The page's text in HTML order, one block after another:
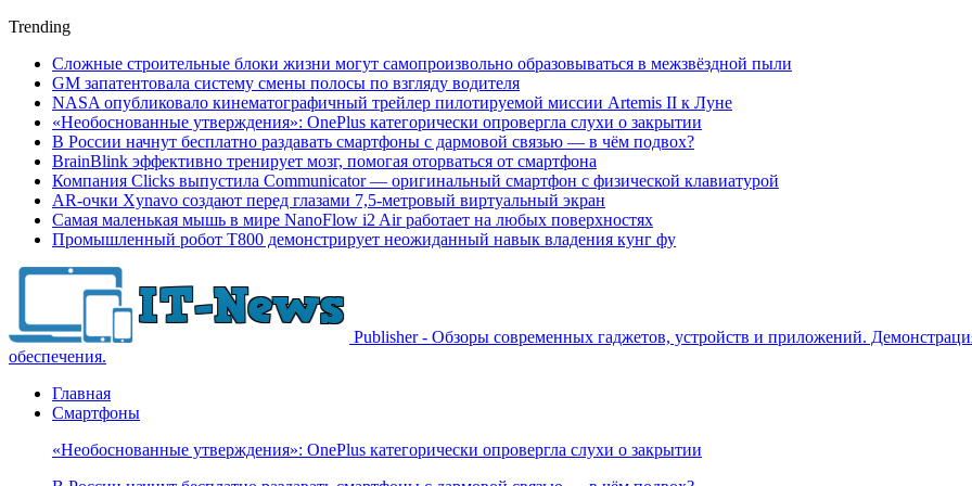
Trending
Сложные строительные блоки жизни могут самопроизвольно образовываться в межзвёздной пыли
GM запатентовала систему смены полосы по взгляду водителя
NASA опубликовало кинематографичный трейлер пилотируемой миссии Artemis II к Луне
«Необоснованные утверждения»: OnePlus категорически опровергла слухи о закрытии
В России начнут бесплатно раздавать смартфоны с дармовой связью — в чём подвох?
BrainBlink эффективно тренирует мозг, помогая оторваться от смартфона
Компания Clicks выпустила Communicator — оригинальный смартфон с физической клавиатурой
AR-очки Xynavo создают перед глазами 7,5-метровый виртуальный экран
Самая маленькая мышь в мире NanoFlow i2 Air работает на любых поверхностях
Промышленный робот Т800 демонстрирует неожиданный навык владения кунг фу
Publisher - Обзоры современных гаджетов, устройств и приложений.
обеспечения.
Главная
Смартфоны
«Необоснованные утверждения»: OnePlus категорически опровергла слухи о закрытии